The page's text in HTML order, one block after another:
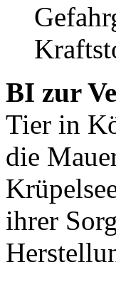
BI zur
Tier in
die
ihrer